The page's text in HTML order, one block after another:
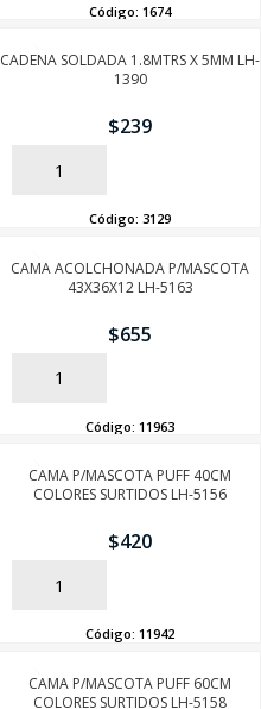
Código: 1674
CADENA SOLDADA 1.8MTRS X 5MM LH-
1390
$239
AÑADIR
Código: 3129
CAMA ACOLCHONADA P/MASCOTA
43X36X12 LH-5163
$655
AÑADIR
Código: 11963
CAMA P/MASCOTA PUFF 40CM
COLORES SURTIDOS LH-5156
$420
AÑADIR
Código: 11942
CAMA P/MASCOTA PUFF 60CM
COLORES SURTIDOS LH-5158